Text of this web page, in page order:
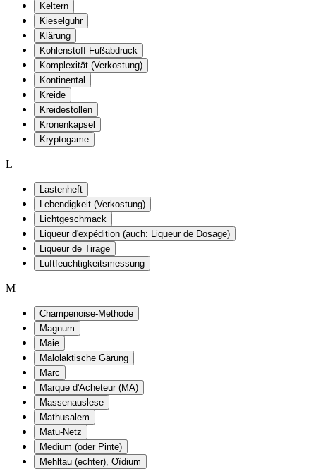
Keltern
Kieselguhr
Klärung
Kohlenstoff-Fußabdruck
Komplexität (Verkostung)
Kontinental
Kreide
Kreidestollen
Kronenkapsel
Kryptogame
L
Lastenheft
Lebendigkeit (Verkostung)
Lichtgeschmack
Liqueur d'expédition (auch: Liqueur de Dosage)
Liqueur de Tirage
Luftfeuchtigkeitsmessung
M
Champenoise-Methode
Magnum
Maie
Malolaktische Gärung
Marc
Marque d'Acheteur (MA)
Massenauslese
Mathusalem
Matu-Netz
Medium (oder Pinte)
Mehltau (echter), Oïdium